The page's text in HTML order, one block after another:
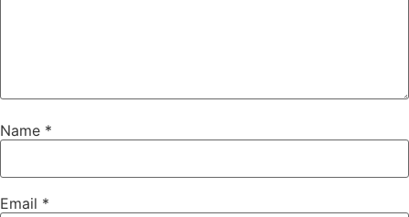
Name *
Email *